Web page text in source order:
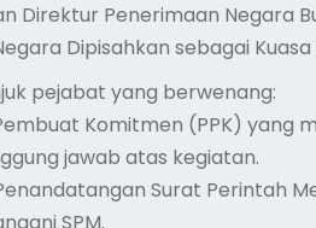
Direktur Penerimaan Negara
Dipisahkan sebagai
pejabat yang berwenang:
Komitmen (PPK) yang
jawab atas kegiatan.
Surat Perintah